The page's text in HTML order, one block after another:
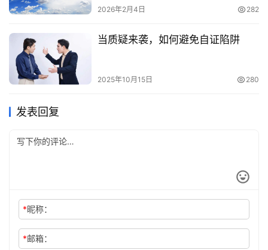
2026年2月4日 282
当质疑来袭，如何避免自证陷阱
2025年10月15日 280
发表回复
*昵称：
*邮箱：